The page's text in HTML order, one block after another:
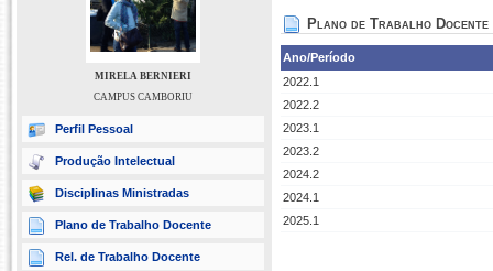
MIRELA BERNIERI
CAMPUS CAMBORIU
Perfil Pessoal
Produção Intelectual
Disciplinas Ministradas
Plano de Trabalho Docente
Rel. de Trabalho Docente
Plano de Trabalho Docente
Ano/Período
2022.1
2022.2
2023.1
2023.2
2024.2
2024.1
2025.1